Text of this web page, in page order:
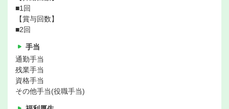
■1回
【賞与回数】
■2回
手当
通勤手当
残業手当
資格手当
その他手当(役職手当)